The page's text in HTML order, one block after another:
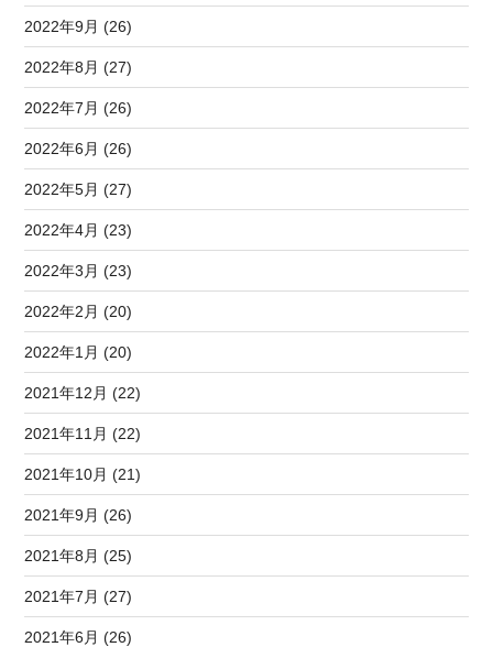
2022年9月 (26)
2022年8月 (27)
2022年7月 (26)
2022年6月 (26)
2022年5月 (27)
2022年4月 (23)
2022年3月 (23)
2022年2月 (20)
2022年1月 (20)
2021年12月 (22)
2021年11月 (22)
2021年10月 (21)
2021年9月 (26)
2021年8月 (25)
2021年7月 (27)
2021年6月 (26)